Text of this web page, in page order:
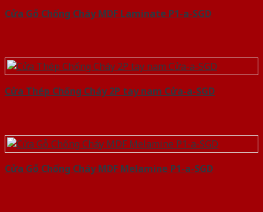
Cửa Gỗ Chống Cháy MDF Laminate P1-a-SGD
Cửa Thép Chống Cháy 2P tay nam Cửa-a-SGD
Cửa Gỗ Chống Cháy MDF Melamine P1-a-SGD